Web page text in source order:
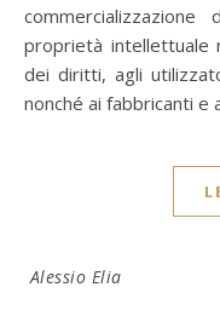
proprietà intellettuale
dei diritti, agli
nonché ai fabbricanti
Alessio Elia